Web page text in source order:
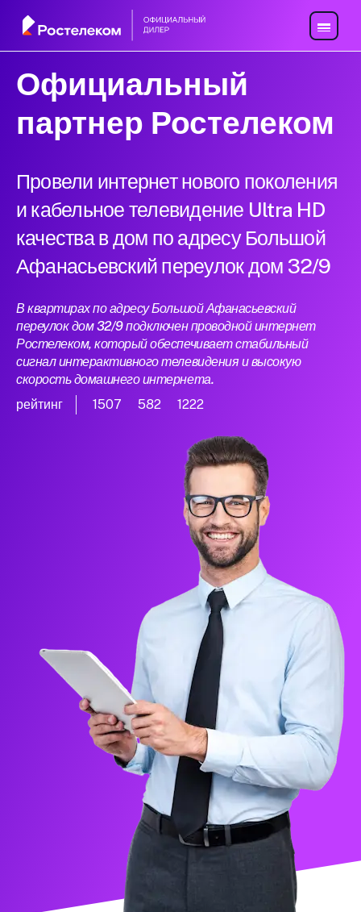
Официальный
партнер Ростелеком
Провели интернет нового поколения
и кабельное телевидение Ultra HD
качества в дом по адресу Большой
Афанасьевский переулок дом 32/9
В квартирах по адресу Большой Афанасьевский
переулок дом 32/9 подключен проводной интернет
Ростелеком, который обеспечивает стабильный
сигнал интерактивного телевидения и высокую
скорость домашнего интернета.
рейтинг
1507 582 1222